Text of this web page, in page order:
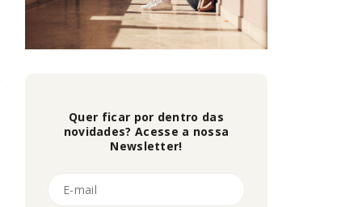
Quer ficar por dentro das
novidades? Acesse a nossa
Newsletter!